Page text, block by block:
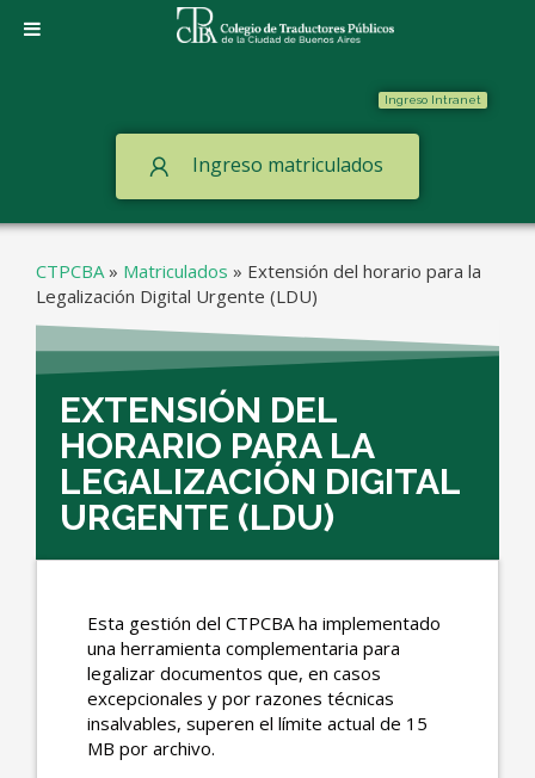
Ingreso Intranet
Ingreso matriculados
CTPCBA» Matriculados » Extensión del horario para la
Legalización Digital Urgente (LDU)
EXTENSIÓN DEL
HORARIO PARA LA
LEGALIZACIÓN DIGITAL
URGENTE (LDU)
Esta gestión del CTPCBA ha implementado
una herramienta complementaria para
legalizar documentos que, en casos
excepcionales y por razones técnicas
insalvables, superen el límite actual de 15
MB por archivo.